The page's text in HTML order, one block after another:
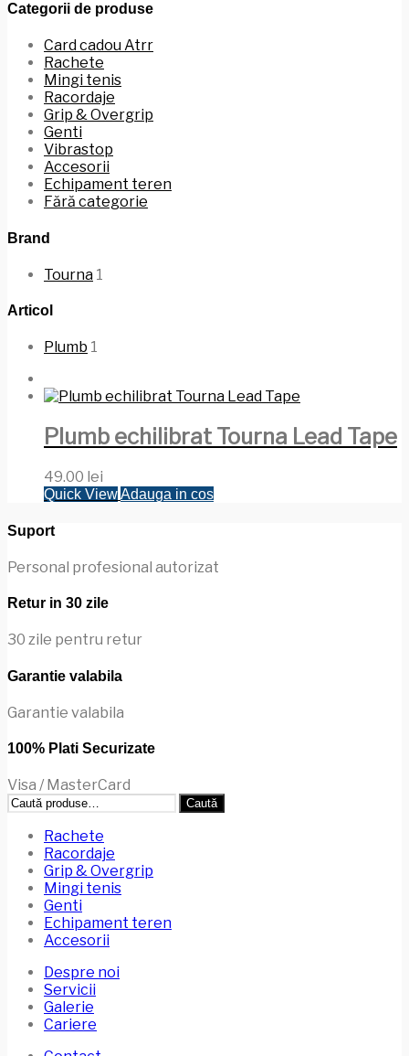
Categorii de produse
Card cadou Atrr
Rachete
Mingi tenis
Racordaje
Grip & Overgrip
Genti
Vibrastop
Accesorii
Echipament teren
Fără categorie
Brand
Tourna 1
Articol
Plumb 1
Plumb echilibrat Tourna Lead Tape
49.00 lei
Quick ViewAdauga in cos
Suport
Personal profesional autorizat
Retur in 30 zile
30 zile pentru retur
Garantie valabila
Garantie valabila
100% Plati Securizate
Visa / MasterCard
Caută
după:
Caută
Rachete
Racordaje
Grip & Overgrip
Mingi tenis
Genti
Echipament teren
Accesorii
Despre noi
Servicii
Galerie
Cariere